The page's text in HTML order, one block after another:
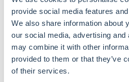
provide social media features
We also share information about
our social media, advertising
may combine it with other
provided to them or that they’ve
of their services.
Facebook
LinkedIN
GENVEJE
Medarbejdere
Forretningsområder
Om os